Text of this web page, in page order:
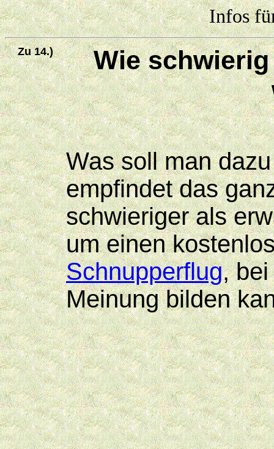
Infos
Zu 14.)
Wie
Was soll man
empfindet das
schwieriger als
um einen
Schnupperflug,
Meinung bilden